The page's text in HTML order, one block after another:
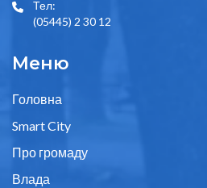
Тел:
(05445) 2 30 12
Меню
Головна
Smart City
Про громаду
Влада